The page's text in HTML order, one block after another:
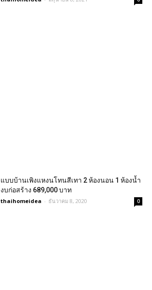
แบบบ้านเพิงแหงนโทนสีเทา 2 ห้องนอน 1 ห้องน้ำ
งบก่อสร้าง 689,000 บาท
thaihomeidea - ธันวาคม 8, 2020 0